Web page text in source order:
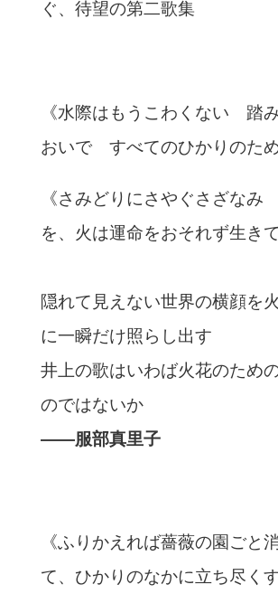
ぐ、待望の第二歌集
《水際はもうこわくない 踏み
おいで すべてのひかりのため
《さみどりにさやぐさざな
を、火は運命をおそれず生きて
隠れて見えない世界の横顔を
に一瞬だけ照らし出す
井上の歌はいわば火花のため
のではないか
――服部真里子
《ふりかえれば薔薇の園ごと
て、ひかりのなかに立ち尽くす